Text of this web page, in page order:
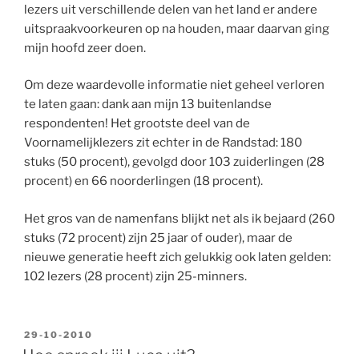
lezers uit verschillende delen van het land er andere
uitspraakvoorkeuren op na houden, maar daarvan ging
mijn hoofd zeer doen.
Om deze waardevolle informatie niet geheel verloren
te laten gaan: dank aan mijn 13 buitenlandse
respondenten! Het grootste deel van de
Voornamelijklezers zit echter in de Randstad: 180
stuks (50 procent), gevolgd door 103 zuiderlingen (28
procent) en 66 noorderlingen (18 procent).
Het gros van de namenfans blijkt net als ik bejaard (260
stuks (72 procent) zijn 25 jaar of ouder), maar de
nieuwe generatie heeft zich gelukkig ook laten gelden:
102 lezers (28 procent) zijn 25-minners.
GEPLAATST
OP
29-10-2010